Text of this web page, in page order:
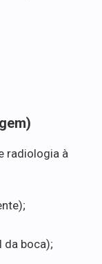
radiologia à
da boca);